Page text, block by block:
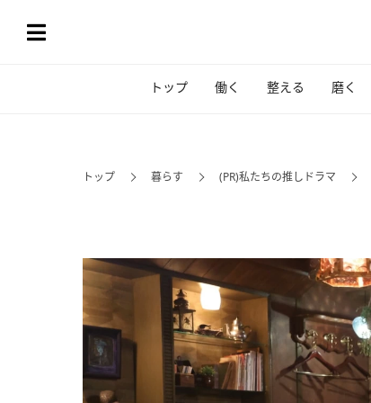
トップ 働く 整える 磨く
トップ 暮らす (PR)私たちの推しドラマ